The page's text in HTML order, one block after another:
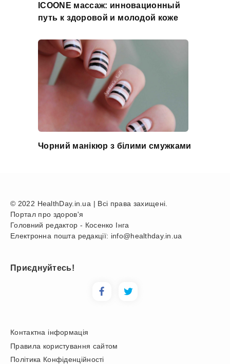
ICOONE массаж: инновационный
путь к здоровой и молодой коже
Чорний манікюр з білими смужками
© 2022 HealthDay.in.ua | Всі права захищені.
Портал про здоров'я
Головний редактор - Косенко Інга
Електронна пошта редакції: info@healthday.in.ua
Приєднуйтесь!
Контактна інформація
Правила користування сайтом
Політика Конфіденційності